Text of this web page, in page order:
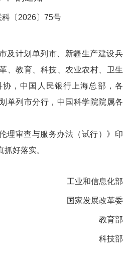
科〔2026〕75号
及计划单列市、新疆生产建设兵
、教育、科技、农业农村、卫生
，中国人民银行上海总部，各
单列市分行，中国科学院院属各
理审查与服务办法（试行）》印
好落实。
工业和信息化部
国家发展改革委
教育部
科技部